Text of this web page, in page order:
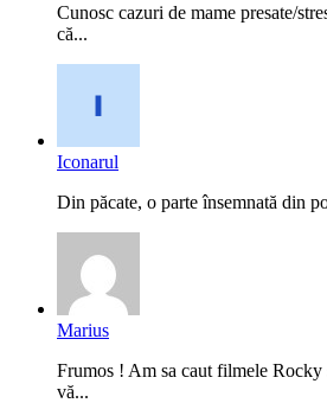
Cunosc cazuri de mame presate/
că...
Iconarul
Din păcate, o parte însemnată din
Marius
Frumos ! Am sa caut filmele Rocky
vă...